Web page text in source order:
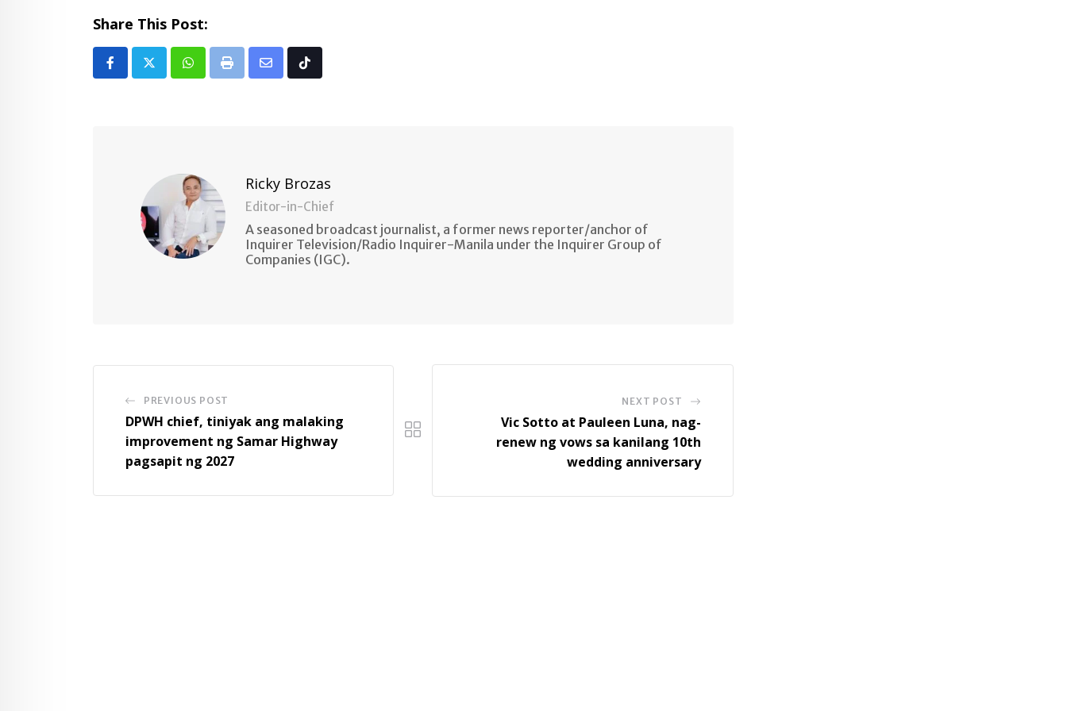
Share This Post:
Whatsapp
Print
Share Tiktok
Ricky Brozas
Editor-in-Chief
A seasoned broadcast journalist, a former news reporter/anchor of
Inquirer Television/Radio Inquirer-Manila under the Inquirer Group of
Companies (IGC).
PREVIOUS POST
DPWH chief, tiniyak ang malaking
improvement ng Samar Highway
pagsapit ng 2027
NEXT POST
Vic Sotto at Pauleen Luna, nag-
renew ng vows sa kanilang 10th
wedding anniversary